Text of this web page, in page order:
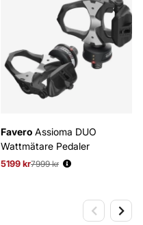
Favero Assioma DUO
Wattmätare Pedaler
5199 kr
Ordinarie pris:
7999 kr